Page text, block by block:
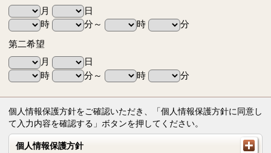
月
日
時
分～ 時
分
第二希望
月
日
時
分～ 時 分
個人情報保護方針をご確認いただき、「個人情報保護方針に同意し
て入力内容を確認する」ボタンを押してください。
個人情報保護方針